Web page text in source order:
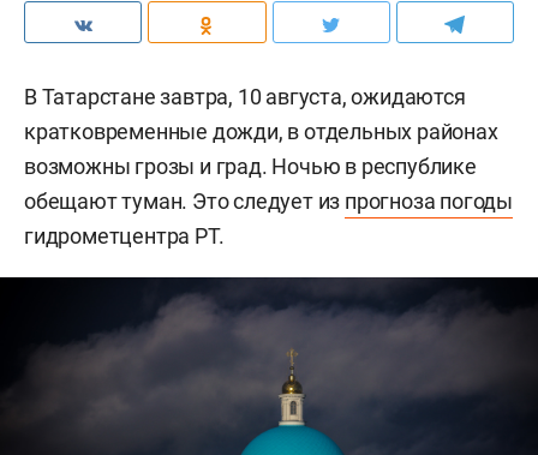
В Татарстане завтра, 10 августа, ожидаются
кратковременные дожди, в отдельных районах
возможны грозы и град. Ночью в республике
обещают туман. Это следует из прогноза погоды
гидрометцентра РТ.